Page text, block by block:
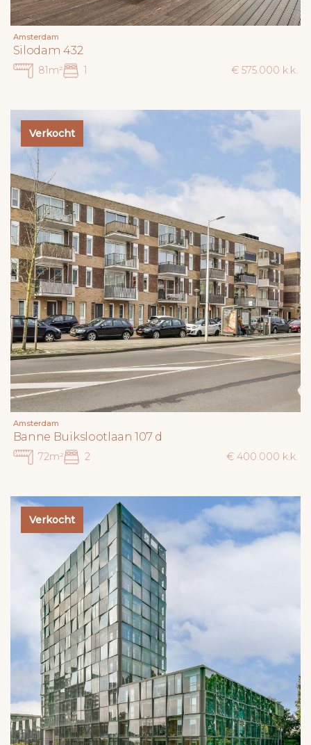
Amsterdam
Silodam 432
81m² 1 € 575.000 k.k.
Verkocht
Amsterdam
Banne Buikslootlaan 107 d
72m² 2 € 400.000 k.k.
Verkocht